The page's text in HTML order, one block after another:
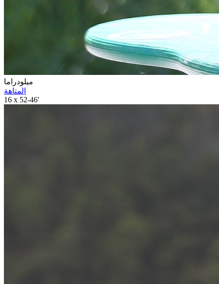
ميلودراما
المتاهة
16 x 52-46'